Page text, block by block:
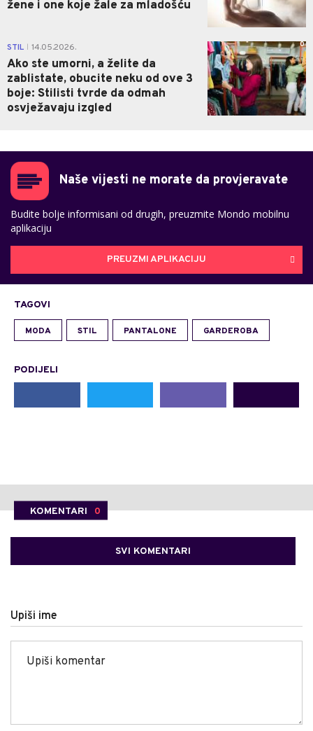
žene i one koje žale za mladošću
STIL 14.05.2026.
Ako ste umorni, a želite da
zablistate, obucite neku od ove 3
boje: Stilisti tvrde da odmah
osvježavaju izgled
0
Naše vijesti ne morate da provjeravate
Budite bolje informisani od drugih, preuzmite Mondo mobilnu
aplikaciju
PREUZMI APLIKACIJU
TAGOVI
MODA STIL PANTALONE GARDEROBA
PODIJELI
KOMENTARI 0
SVI KOMENTARI
Upiši ime